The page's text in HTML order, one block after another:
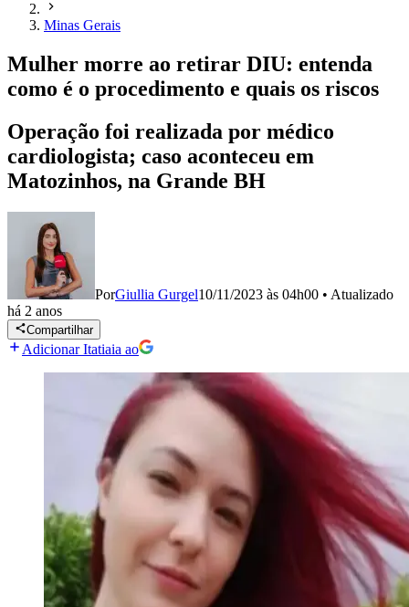
Minas Gerais
Mulher morre ao retirar DIU: entenda
como é o procedimento e quais os riscos
Operação foi realizada por médico
cardiologista; caso aconteceu em
Matozinhos, na Grande BH
PorGiullia Gurgel10/11/2023 às 04h00 • Atualizado
há 2 anos
Compartilhar
Adicionar Itatiaia ao